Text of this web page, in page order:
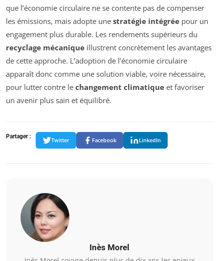
que l’économie circulaire ne se contente pas de compenser
les émissions, mais adopte une stratégie intégrée pour un
engagement plus durable. Les rendements supérieurs du
recyclage mécanique illustrent concrètement les avantages
de cette approche. L’adoption de l’économie circulaire
apparaît donc comme une solution viable, voire nécessaire,
pour lutter contre le changement climatique et favoriser
un avenir plus sain et équilibré.
Partager :
Twitter Facebook LinkedIn
Inès Morel